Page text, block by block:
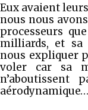
Eux avaient
nous nous
processeurs
milliards, et sa
nous expliquer
voler car sa
n’aboutissent
aérodynamique…